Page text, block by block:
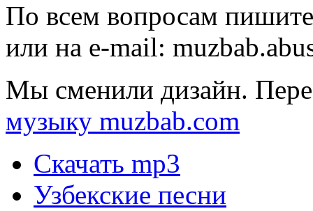
По всем вопросам
или на e-mail:
Мы сменили дизайн.
музыку muzbab.com
Скачать mp3
Узбекские песни